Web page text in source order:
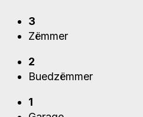
3
Zëmmer
2
Buedzëmmer
1